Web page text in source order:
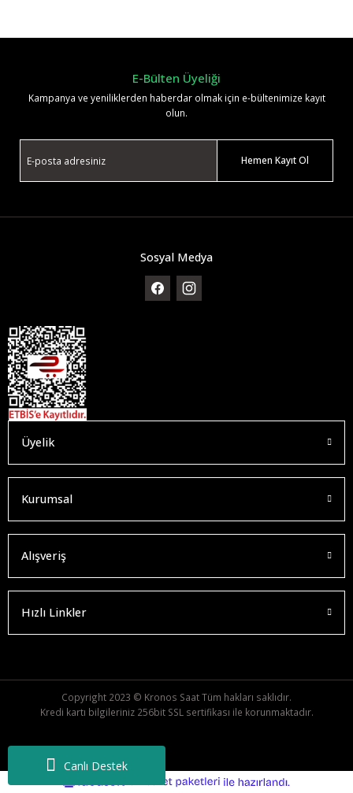
Canlı Destek
E-Bülten Üyeliği
Kampanya ve yeniliklerden haberdar olmak için e-bültenimize kayıt
olun.
Hemen Kayıt Ol
Sosyal Medya
Üyelik
Kurumsal
Alışveriş
Hızlı Linkler
Copyright 2023 © Kronos Saat Tüm hakları saklıdır.
Kredi kartı bilgileriniz 256bit SSL sertifikası ile korunmaktadır.
e-